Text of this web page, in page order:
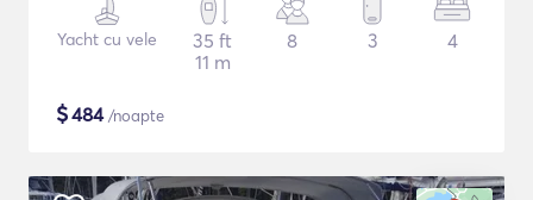
Yacht cu vele
35 ft
11 m
8 3 4
$484/noapte